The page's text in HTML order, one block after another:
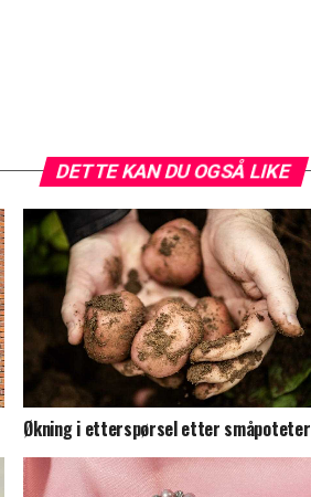
DETTE KAN DU OGSÅ LIKE
Økning i etterspørsel etter småpoteter